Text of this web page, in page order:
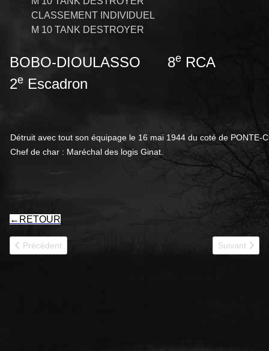
CLASSEMENT INDIVIDUEL
M 10 TANK DESTROYER
BOBO-DIOULASSO 8eRCA
2e Escadron
Détruit avec tout son équipage le 16 mai 1944 du coté de PONTE-
Chef de char : Maréchal des logis Ginat.
← RETOUR
Article précédent : NHA TRANG RCCC
Précédent Article
Suivant